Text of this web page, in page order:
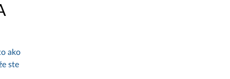
ako
ste